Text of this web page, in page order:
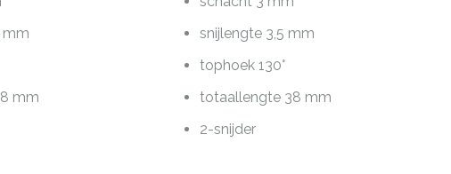
mm
mm
snijlengte 3,5 mm
tophoek 130°
totaallengte 38 mm
2-snijder